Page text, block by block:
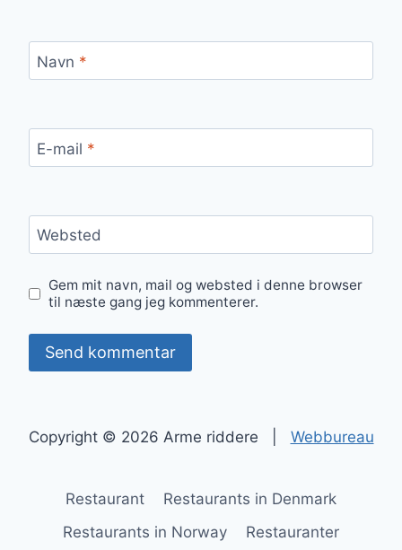
Navn *
E-mail *
Websted
Gem mit navn, mail og websted i denne browser
til næste gang jeg kommenterer.
Copyright © 2026 Arme riddere | Webbureau
Restaurant
Restaurants in Denmark
Restaurants in Norway
Restauranter